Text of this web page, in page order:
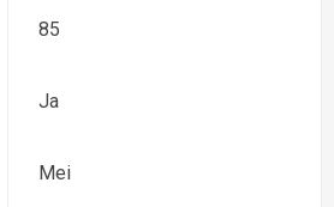
85
Ja
Mei